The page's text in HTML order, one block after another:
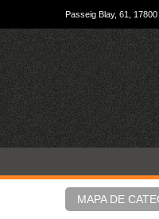
Passeig Blay, 61,
MAPA DE